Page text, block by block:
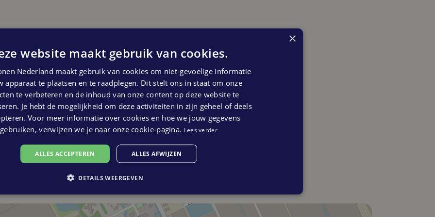
m² GBO met een beukmaat van 5,4 m
standaard uitgevoerd met een
eigen parkeerplaatsen op het mandelig
en zolder (totaal 4 stuks)
een van de laatste bouwnummers via
×
website maakt gebruik van cookies.
Nederland maakt gebruik van cookies om niet-gevoelige informatie
apparaat te plaatsen en te raadplegen. Dit stelt ons in staat om onze
te verbeteren en de inhoud van onze content op deze website te
Je hebt de mogelijkheid om deze activiteiten in zijn geheel of deels
Voor meer informatie over cookies en hoe we jouw gegevens
gebruiken, verwijzen we je naar onze cookie-pagina. Lees verder
ALLES ACCEPTEREN ALLES AFWIJZEN
DETAILS WEERGEVEN